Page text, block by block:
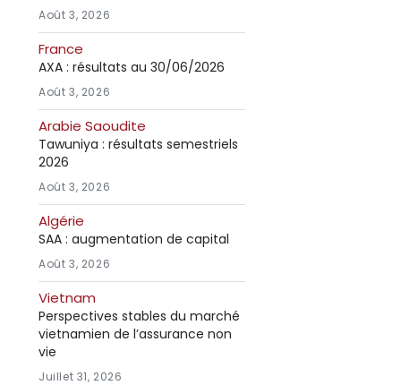
Août 3, 2026
France
AXA : résultats au 30/06/2026
Août 3, 2026
Arabie Saoudite
Tawuniya : résultats semestriels
2026
Août 3, 2026
Algérie
SAA : augmentation de capital
Août 3, 2026
Vietnam
Perspectives stables du marché
vietnamien de l’assurance non
vie
Juillet 31, 2026